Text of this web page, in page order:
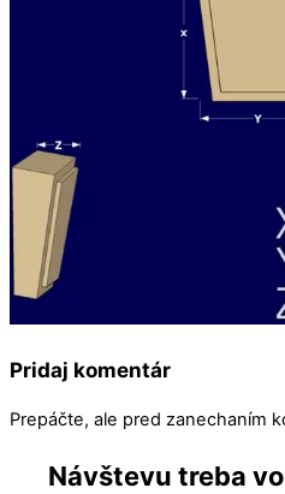
Pridaj komentár
Prepáčte, ale pred zanechaním
Návštevu treba